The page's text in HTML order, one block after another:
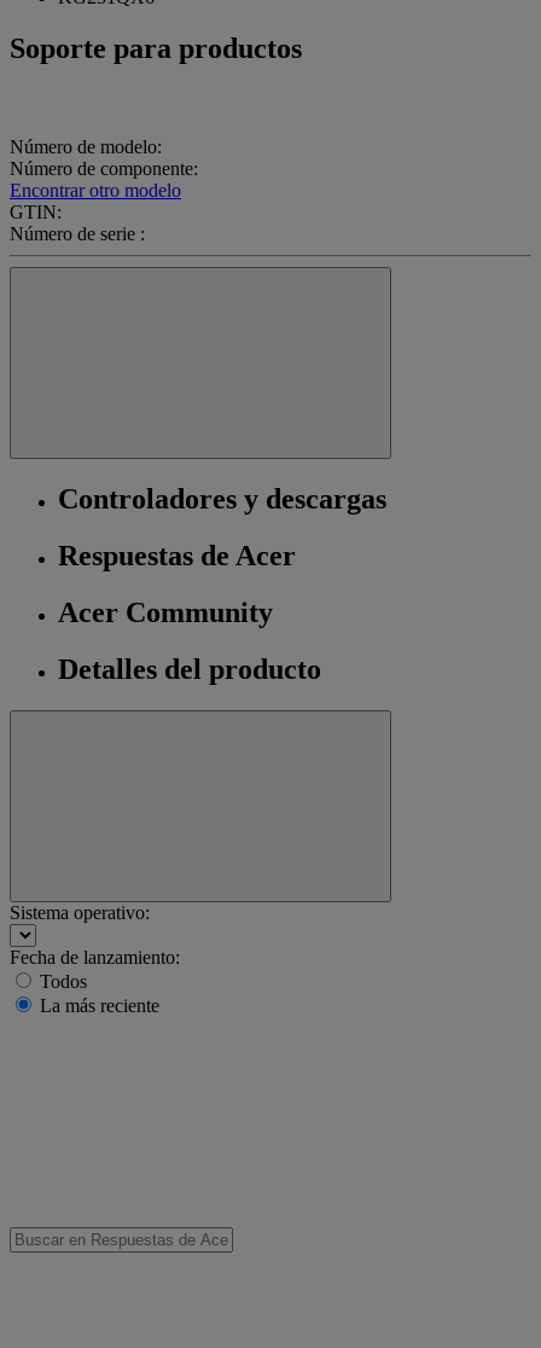
Soporte para productos
Número de modelo:
Número de componente:
Encontrar otro modelo
GTIN:
Número de serie :
Controladores y descargas
Respuestas de Acer
Acer Community
Detalles del producto
Sistema operativo:
Fecha de lanzamiento:
Todos
La más reciente